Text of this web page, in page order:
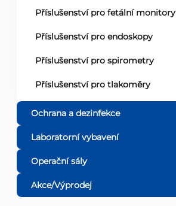
p
a
n
e
Příslušenství pro fetální monitory
Příslušenství pro endoskopy
Příslušenství pro spirometry
Příslušenství pro tlakoměry
Ochrana a dezinfekce
Laboratorní vybavení
Operační sály
Akce/Výprodej